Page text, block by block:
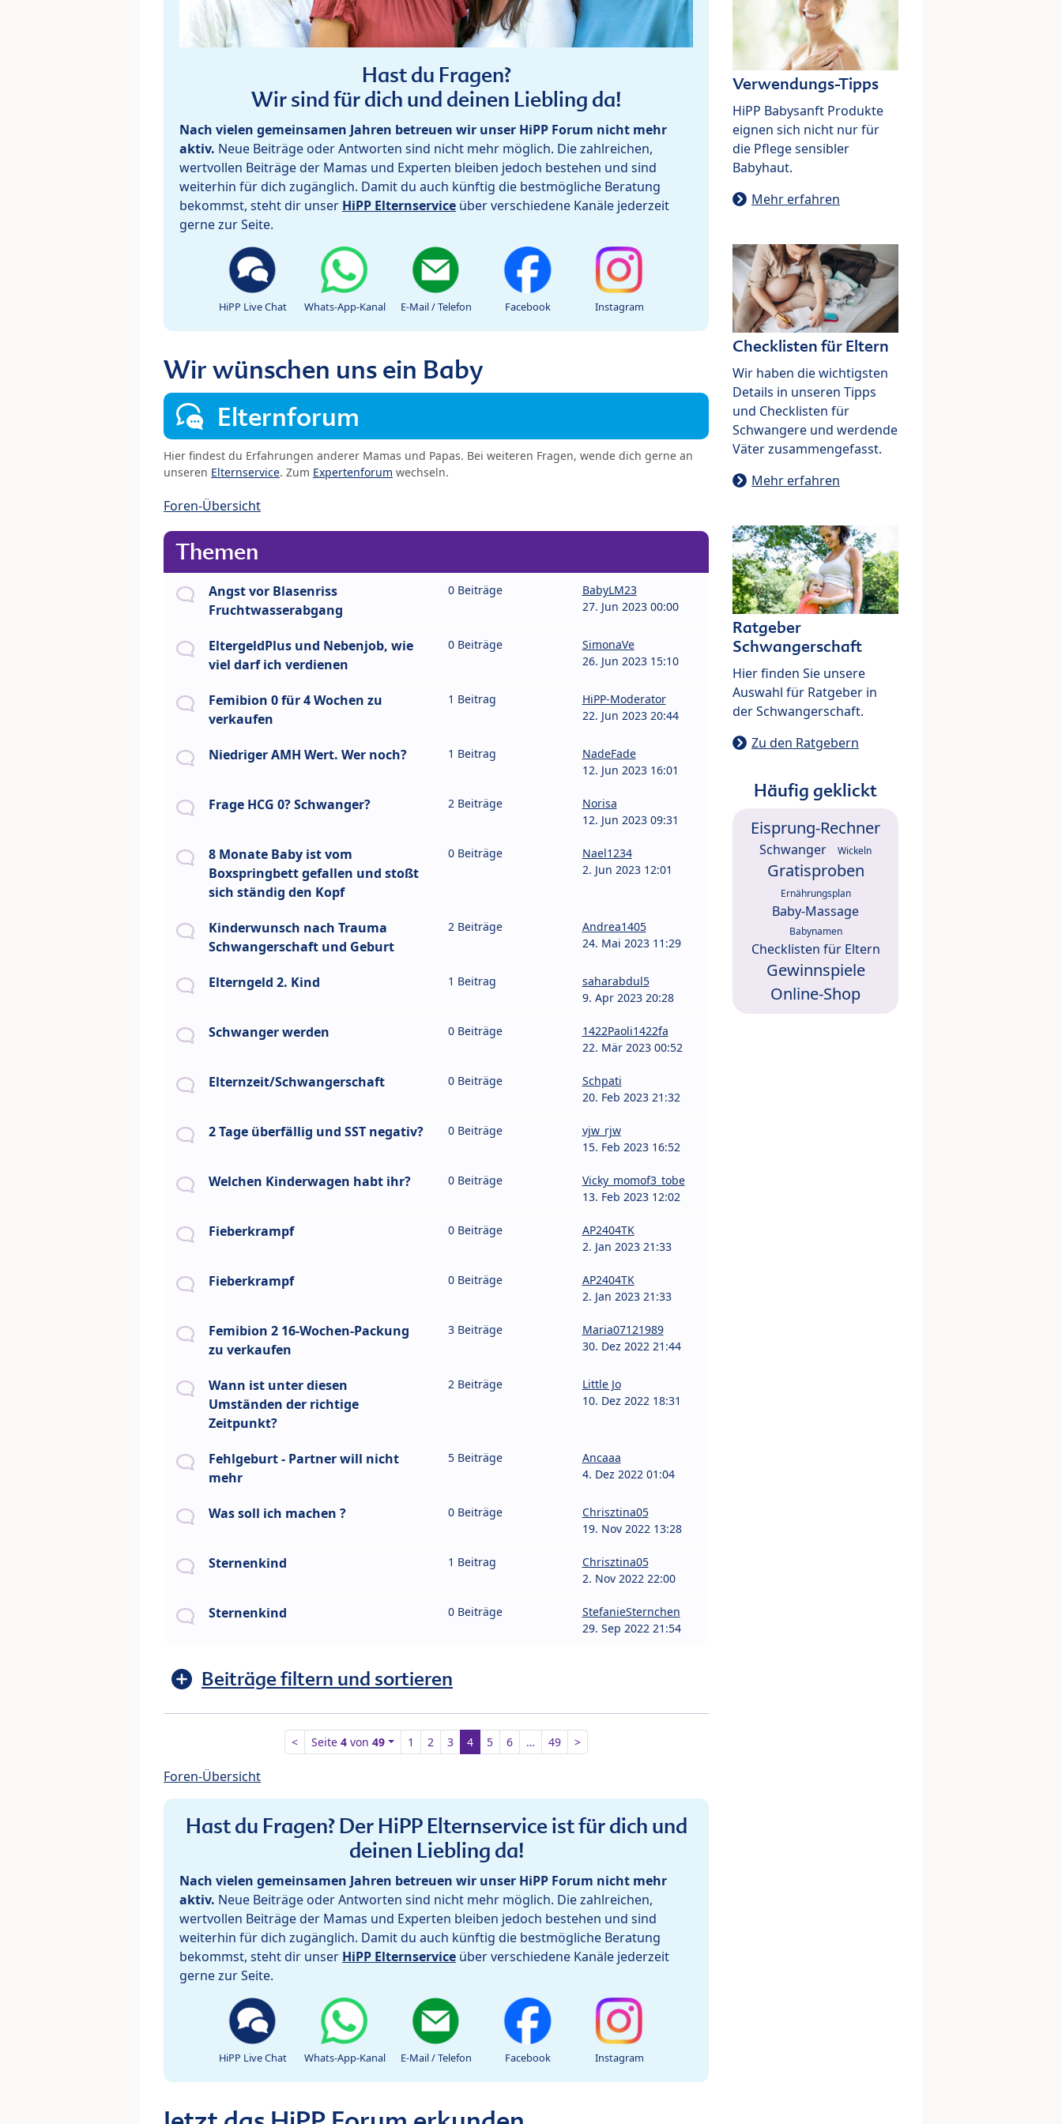
Hast du Fragen?
Wir sind für dich und deinen Liebling da!
Nach vielen gemeinsamen Jahren betreuen wir unser HiPP Forum nicht mehr
aktiv. Neue Beiträge oder Antworten sind nicht mehr möglich. Die zahlreichen,
wertvollen Beiträge der Mamas und Experten bleiben jedoch bestehen und sind
weiterhin für dich zugänglich. Damit du auch künftig die bestmögliche Beratung
bekommst, steht dir unser HiPP Elternservice über verschiedene Kanäle jederzeit
gerne zur Seite.
HiPP Live Chat Whats-App-Kanal E-Mail / Telefon Facebook Instagram
Wir wünschen uns ein Baby
Elternforum
Hier findest du Erfahrungen anderer Mamas und Papas. Bei weiteren Fragen, wende dich gerne an
unseren Elternservice. Zum Expertenforum wechseln.
Foren-Übersicht
Themen
Angst vor Blasenriss
Fruchtwasserabgang
0 Beiträge
BabyLM23
27. Jun 2023 00:00
EltergeldPlus und Nebenjob, wie
viel darf ich verdienen
0 Beiträge
SimonaVe
26. Jun 2023 15:10
Femibion 0 für 4 Wochen zu
verkaufen
1 Beitrag
HiPP-Moderator
22. Jun 2023 20:44
Niedriger AMH Wert. Wer noch? 1 Beitrag
NadeFade
12. Jun 2023 16:01
Frage HCG 0? Schwanger? 2 Beiträge
Norisa
12. Jun 2023 09:31
8 Monate Baby ist vom
Boxspringbett gefallen und stoßt
sich ständig den Kopf
0 Beiträge
Nael1234
2. Jun 2023 12:01
Kinderwunsch nach Trauma
Schwangerschaft und Geburt
2 Beiträge
Andrea1405
24. Mai 2023 11:29
Elterngeld 2. Kind 1 Beitrag
saharabdul5
9. Apr 2023 20:28
Schwanger werden 0 Beiträge
1422Paoli1422fa
22. Mär 2023 00:52
Elternzeit/Schwangerschaft 0 Beiträge
Schpati
20. Feb 2023 21:32
2 Tage überfällig und SST negativ? 0 Beiträge
vjw_rjw
15. Feb 2023 16:52
Welchen Kinderwagen habt ihr? 0 Beiträge
Vicky_momof3_tobe
13. Feb 2023 12:02
Fieberkrampf 0 Beiträge
AP2404TK
2. Jan 2023 21:33
Fieberkrampf 0 Beiträge
AP2404TK
2. Jan 2023 21:33
Femibion 2 16-Wochen-Packung
zu verkaufen
3 Beiträge
Maria07121989
30. Dez 2022 21:44
Wann ist unter diesen
Umständen der richtige
Zeitpunkt?
2 Beiträge
Little Jo
10. Dez 2022 18:31
Fehlgeburt - Partner will nicht
mehr
5 Beiträge
Ancaaa
4. Dez 2022 01:04
Was soll ich machen ? 0 Beiträge
Chrisztina05
19. Nov 2022 13:28
Sternenkind 1 Beitrag
Chrisztina05
2. Nov 2022 22:00
Sternenkind 0 Beiträge
StefanieSternchen
29. Sep 2022 21:54
Beiträge filtern und sortieren
< Seite4 von49 1 2 3 4 5 6 … 49 >
Foren-Übersicht
Hast du Fragen? Der HiPP Elternservice ist für dich und
deinen Liebling da!
Nach vielen gemeinsamen Jahren betreuen wir unser HiPP Forum nicht mehr
aktiv. Neue Beiträge oder Antworten sind nicht mehr möglich. Die zahlreichen,
wertvollen Beiträge der Mamas und Experten bleiben jedoch bestehen und sind
weiterhin für dich zugänglich. Damit du auch künftig die bestmögliche Beratung
bekommst, steht dir unser HiPP Elternservice über verschiedene Kanäle jederzeit
gerne zur Seite.
HiPP Live Chat Whats-App-Kanal E-Mail / Telefon Facebook Instagram
Verwendungs-Tipps
HiPP Babysanft Produkte
eignen sich nicht nur für
die Pflege sensibler
Babyhaut.
Mehr erfahren
Checklisten für Eltern
Wir haben die wichtigsten
Details in unseren Tipps
und Checklisten für
Schwangere und werdende
Väter zusammengefasst.
Mehr erfahren
Ratgeber
Schwangerschaft
Hier finden Sie unsere
Auswahl für Ratgeber in
der Schwangerschaft.
Zu den Ratgebern
Häufig geklickt
Eisprung-Rechner
Schwanger Wickeln
Gratisproben
Ernährungsplan
Baby-Massage
Babynamen
Checklisten für Eltern
Gewinnspiele
Online-Shop